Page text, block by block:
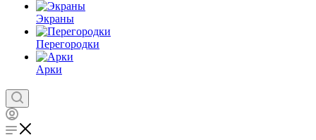
Экраны
Перегородки
Арки